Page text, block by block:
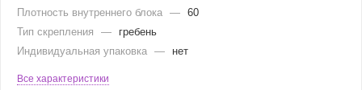
Плотность внутреннего блока — 60
Тип скрепления
—
гребень
Индивидуальная упаковка — нет
Все характеристики